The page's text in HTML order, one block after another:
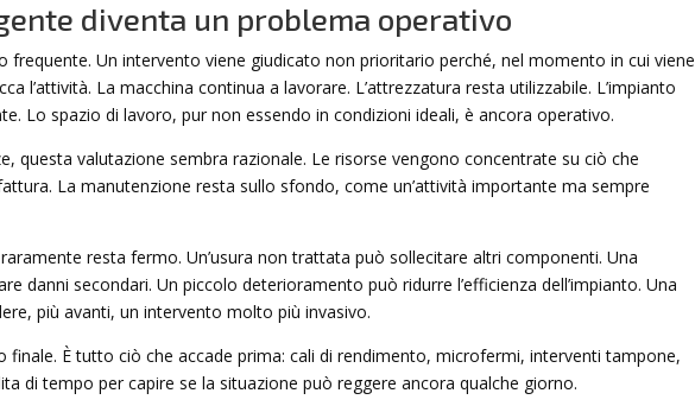
diventa un problema operativo
frequente. Un intervento viene giudicato non prioritario perché, nel momento in cui viene
l’attività. La macchina continua a lavorare. L’attrezzatura resta utilizzabile. L’impianto
Lo spazio di lavoro, pur non essendo in condizioni ideali, è ancora operativo.
questa valutazione sembra razionale. Le risorse vengono concentrate su ciò che
La manutenzione resta sullo sfondo, come un’attività importante ma sempre
resta fermo. Un’usura non trattata può sollecitare altri componenti. Una
danni secondari. Un piccolo deterioramento può ridurre l’efficienza dell’impianto. Una
più avanti, un intervento molto più invasivo.
finale. È tutto ciò che accade prima: cali di rendimento, microfermi, interventi tampone,
di tempo per capire se la situazione può reggere ancora qualche giorno.